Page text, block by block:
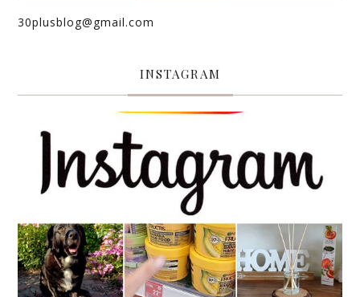
30plusblog@gmail.com
INSTAGRAM